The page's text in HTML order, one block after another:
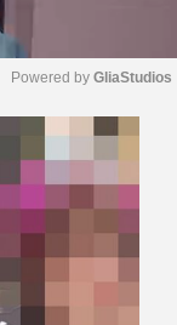
Powered by GliaStudios